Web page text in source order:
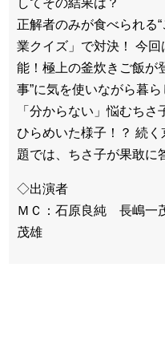
してその結果は？
正解者のみが食べられる
業クイズ」で対決！ 今
能！極上の釜炊きご飯が
事”に気を使いながら暮
「分からない」悩むち
ひらめいた様子！？ 続
題では、ちさ子が果敢に
◇出演者
ＭＣ：石原良純 長嶋一
茂雄